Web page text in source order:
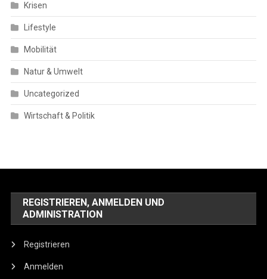
Krisen
Lifestyle
Mobilität
Natur & Umwelt
Uncategorized
Wirtschaft & Politik
REGISTRIEREN, ANMELDEN UND
ADMINISTRATION
Registrieren
Anmelden